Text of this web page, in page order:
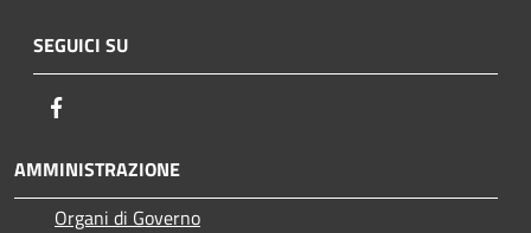
SEGUICI SU
AMMINISTRAZIONE
Organi di Governo